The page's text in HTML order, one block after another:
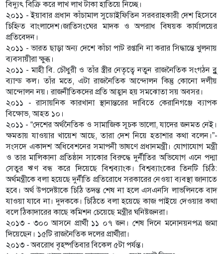
বিদ্যুৎ বিক্রি করে লাখ লাখ টাকা হাতিয়ে নিচ্ছে।
২০১১ - ইয়াবার প্রধান কাঁচামাল সুডোইফিতিন সরবরাহকারী দেশ হিসেবে
চিহ্নিত বাংলাদেশ।জাতিসংঘের মাদক ও অপরাধ বিষয়ক কার্যালয়ের
প্রতিবেদন।
২০১১ - ভারত ছাড়া অন্য দেশে কাঁচা পাট রপ্তানি না করার সিদ্ধান্তে খুলনায়
ব্যবসায়ীরা ক্ষুব্ধ।
২০১১ - মাহী বি. চৌধুরী ও তাঁর স্ত্রীর নেতৃত্বে নতুন রাজনৈতিক সংগঠন ব্লু
ব্যান্ড কল। তাঁর মতে, এটা রাজনৈতিক আন্দোলন কিন্তু কোনো দলীয়
আন্দোলন নয়। রাজনীতিকদের প্রতি আহ্বান হয় সমঝোতা সয় অবসর।
২০১১ - রাসায়নিক কারখানা স্থানান্তরের দাবিতে কেরানিগঞ্জে ব্যাপক
বিক্ষোভ, আহত ১০।
২০১১ - “দেশের অর্থনৈতিক ও সামাজিক সূচক ভালো, যাদের জনমত নেই।
ক্ষমতায় যাওয়ার খায়েশ আছে, তারা দেশ নিয়ে হতাশার কথা বলেন।”-
সংসদে একাদশ অধিবেশনের সমাপনী ভাষণে প্রধানমন্ত্রী। যোগাযোগ মন্ত্রী
ও তার মালিকানা প্রতিষ্ঠান সাকোর বিরুদ্ধে দুর্নীতির অভিযোগ এনে পদ্মা
সেতুর ঋণ বন্ধ করে দিয়েছে বিশ্বব্যাংক। বিশ্বব্যাংকের তিনটি চিঠি:
অর্থমন্ত্রীকে বলা হয়েছে দুর্নীতি প্রতিরোধে সরকারের নেওয়া ব্যবস্থা জানাতে
হবে। অর্থ উপদেষ্টাকে চিঠি তদন্ত শেষ না হলে এসএনসি লাভলিনকে বাদ
যাওয়া যাবে না। দুদককে। চিঠিতে বলা হয়েছে কাজ পাইয়ে দেওয়ার কথা
বলে ঠিকাদারের কাছে কমিশন চেয়েছে মন্ত্রীর ঘনিষ্টজনরা।
২০১৩ - ৩০০ আসনে প্রার্থী ১১ ০৭ জন। শেষ দিনে মনোনয়নপত্র জমা
দিয়েছেন। ১৫টি রাজনৈতিক দলের প্রার্থীরা।
২০১৩ - অবরোধ বৃহষ্পতিবার বিকেল ৫টা পর্যন্ত।